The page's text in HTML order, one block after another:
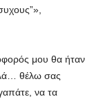
μου θα ήταν
θέλω σας
να τα